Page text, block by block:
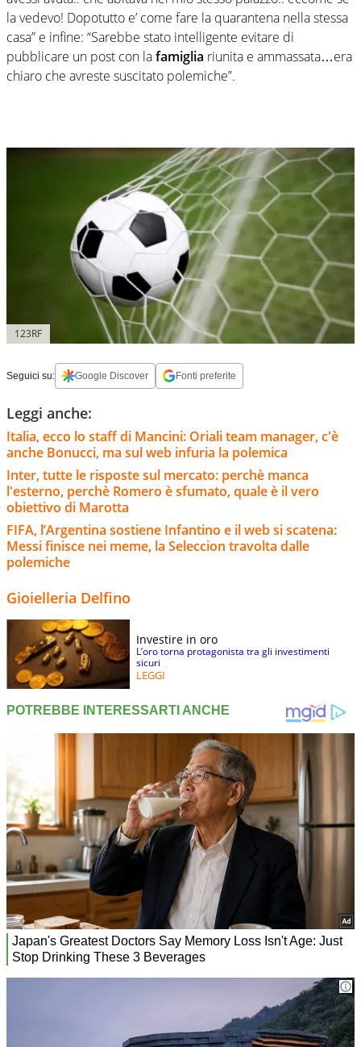
la vedevo! Dopotutto e’ come fare la quarantena nella stessa
casa” e infine: “Sarebbe stato intelligente evitare di
pubblicare un post con lafamiglia riunita e ammassata…era
chiaro che avreste suscitato polemiche”.
123RF
Seguici su: Google Discover Fonti preferite
Leggi anche:
Italia, ecco lo staff di Mancini: Oriali team manager, c'è
anche Bonucci, ma sul web infuria la polemica
Inter, tutte le risposte sul mercato: perchè manca
l'esterno, perchè Romero è sfumato, quale è il vero
obiettivo di Marotta
FIFA, l’Argentina sostiene Infantino e il web si scatena:
Messi finisce nei meme, la Seleccion travolta dalle
polemiche
Gioielleria Delfino
Investire in oro
L’oro torna protagonista tra gli investimenti
sicuri
LEGGI